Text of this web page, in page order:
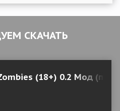
СКАЧАТЬ
(18+) 0.2 Мод